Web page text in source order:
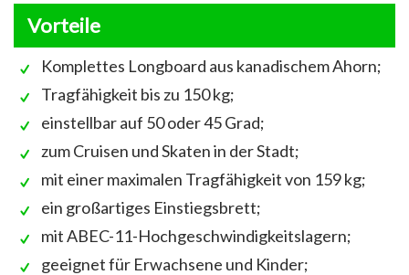
Vorteile
Komplettes Longboard aus kanadischem Ahorn;
Tragfähigkeit bis zu 150 kg;
einstellbar auf 50 oder 45 Grad;
zum Cruisen und Skaten in der Stadt;
mit einer maximalen Tragfähigkeit von 159 kg;
ein großartiges Einstiegsbrett;
mit ABEC-11-Hochgeschwindigkeitslagern;
geeignet für Erwachsene und Kinder;